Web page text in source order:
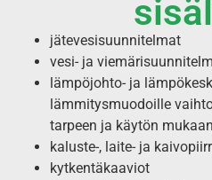
jätevesisuunnitelmat
vesi- ja
lämpöjohto- ja
lämmitysmuodoille
tarpeen ja käytön mukaan
kaluste-, laite- ja
kytkentäkaaviot